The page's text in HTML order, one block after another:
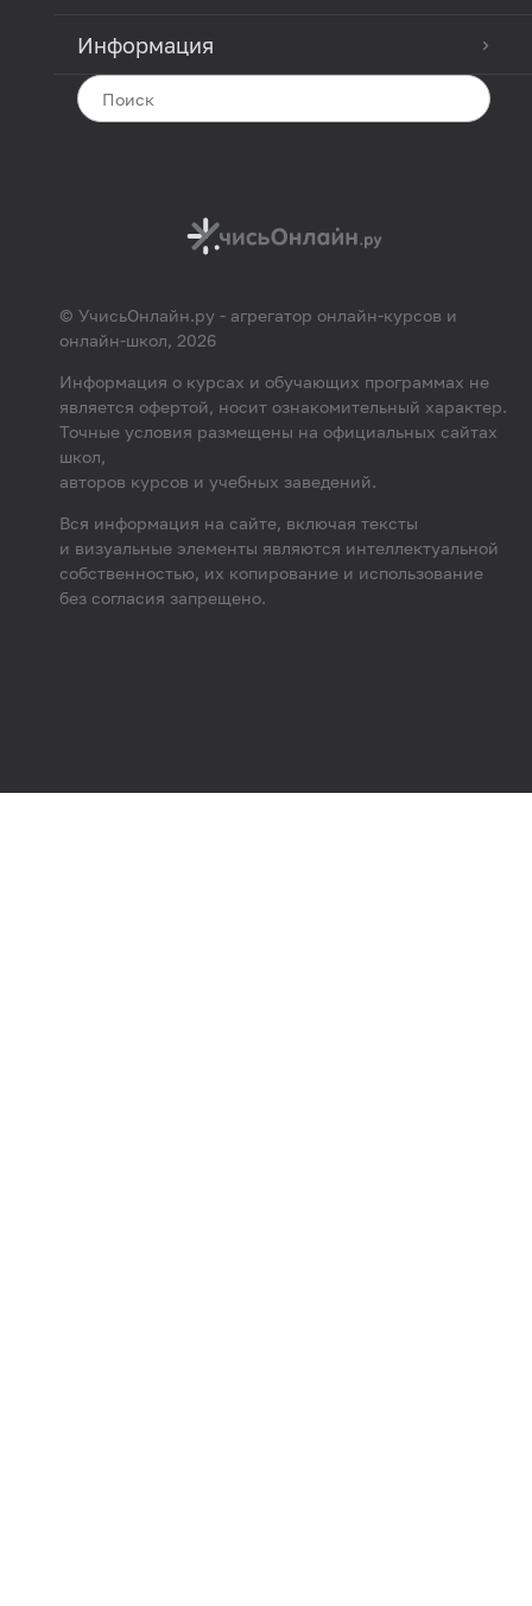
Информация
© УчисьОнлайн.ру - агрегатор онлайн-курсов и
онлайн-школ, 2026
Информация о курсах и обучающих программах не
является офертой, носит ознакомительный характер.
Точные условия размещены на официальных сайтах
школ,
авторов курсов и учебных заведений.
Вся информация на сайте, включая тексты
и визуальные элементы являются интеллектуальной
собственностью, их копирование и использование
без согласия запрещено.